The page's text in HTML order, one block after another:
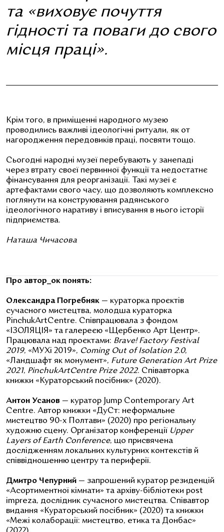
та «виховує почуття
гідності та поваги до свого
місця праці».
Крім того, в приміщенні народного музею
проводились важливі ідеологічні ритуали, як от
нагородження передовиків праці, посвяти тощо.
Сьогодні народні музеї перебувають у занепаді
через втрату своєї первинної функції та недостатнє
фінансування для реорганізації. Такі музеї є
артефактами свого часу, що дозволяють комплексно
поглянути на конструювання радянського
ідеологічного наративу і вписування в нього історії
підприємства.
Наташа Чичасова
Про автор_ок понять:
Олександра Погребняк — кураторка проєктів
сучасного мистецтва, молодша кураторка
PinchukArtCentre. Співпрацювала з фондом
«ІЗОЛЯЦІЯ» та галереєю «Щербенко Арт Центр».
Працювала над проєктами: Brave! Factory Festival
2019, «МУХі 2019», Coming Out of Isolation 2.0,
«Ландшафт як монумент», Future Generation Art Prize
2021, PinchukArtCentre Prize 2022. Співавторка
книжки «Кураторський посібник» (2020).
Антон Усанов — куратор Jump Contemporary Art
Centre. Автор книжки «ДуСт: неформальне
мистецтво 90-х Полтави» (2020) про регіональну
художню сцену. Організатор конференції Upper
Layers of Earth Conference, що присвячена
дослідженням локальних культурних контекстів й
співвідношенню центру та периферії.
Дмитро Чепурний — запрошений куратор резиденцій
«Асортиментної кімнати» та архіву-бібліотеки post
impreza, дослідник сучасного мистецтва. Співавтор
видання «Кураторський посібник» (2020) та книжки
«Межі колаборації: мистецтво, етика та Донбас»